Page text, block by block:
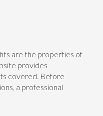
are the properties of
provides
covered. Before
a professional